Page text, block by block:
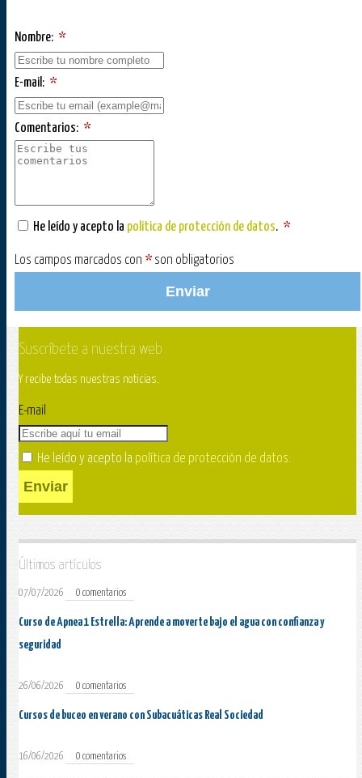
Nombre: *
E-mail: *
Comentarios: *
He leído y acepto la política de protección de datos. *
Los campos marcados con * son obligatorios
Enviar
Suscríbete a nuestra web
Y recibe todas nuestras noticias.
E-mail
He leído y acepto la política de protección de datos.
Enviar
Últimos artículos
07/07/2026 0 comentarios
Curso de Apnea 1 Estrella: Aprende a moverte bajo el agua con confianza y
seguridad
26/06/2026 0 comentarios
Cursos de buceo en verano con Subacuáticas Real Sociedad
16/06/2026 0 comentarios